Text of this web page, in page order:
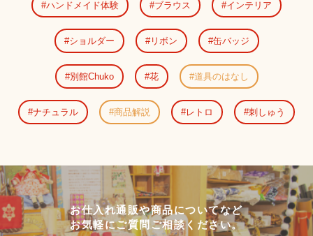
ハンドメイド体験 ブラウス インテリア
ショルダー リボン 缶バッジ
別館Chuko 花 道具のはなし
ナチュラル 商品解説 レトロ 刺しゅう
お仕入れ通販や商品についてなど
お気軽にご質問ご相談ください。